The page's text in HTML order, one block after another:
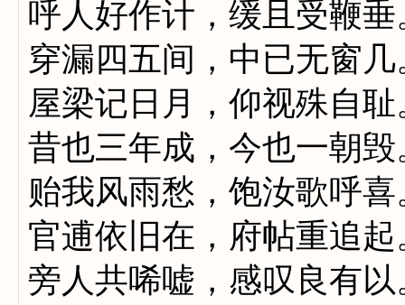
呼人好作计，缓且受鞭垂
穿漏四五间，中已无窗几
屋梁记日月，仰视殊自耻
昔也三年成，今也一朝毁
贻我风雨愁，饱汝歌呼喜
官逋依旧在，府帖重追起
旁人共唏嘘，感叹良有以